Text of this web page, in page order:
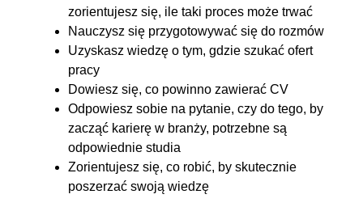
zorientujesz się, ile taki proces może trwać
Nauczysz się przygotowywać się do rozmów
Uzyskasz wiedzę o tym, gdzie szukać ofert
pracy
Dowiesz się, co powinno zawierać CV
Odpowiesz sobie na pytanie, czy do tego, by
zacząć karierę w branży, potrzebne są
odpowiednie studia
Zorientujesz się, co robić, by skutecznie
poszerzać swoją wiedzę